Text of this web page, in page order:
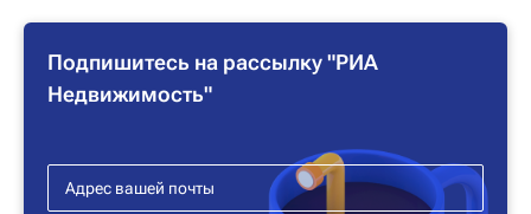
Подпишитесь на рассылку "РИА
Недвижимость"